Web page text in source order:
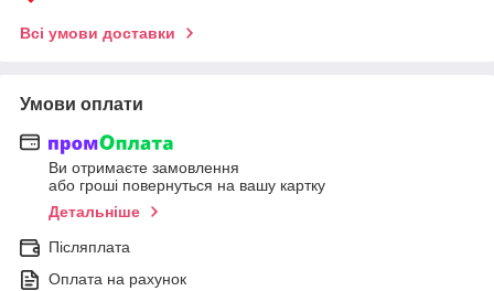
Всі умови доставки
Умови оплати
Ви отримаєте замовлення
або гроші повернуться на вашу картку
Детальніше
Післяплата
Оплата на рахунок